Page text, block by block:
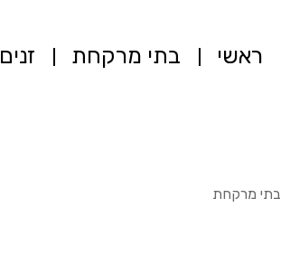
ראשי בתי מרקחת זנים
בתי מרקחת